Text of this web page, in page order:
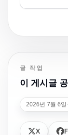
글 작업
이 게시글
2026년 7월 6일·
X